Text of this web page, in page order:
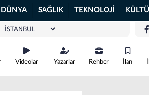
DÜNYA SAĞLIK TEKNOLOJİ
Videolar Yazarlar Rehber İlan